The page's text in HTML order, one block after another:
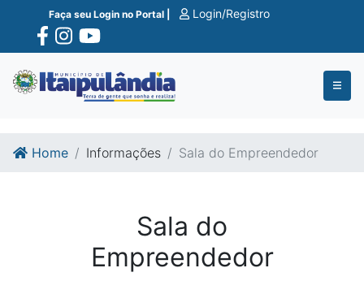
Ir para o conte�do
Ir para o fim do conte�do
Faça seu Login no Portal | Login/Registro
Home Informações Sala do Empreendedor
Sala do
Empreendedor